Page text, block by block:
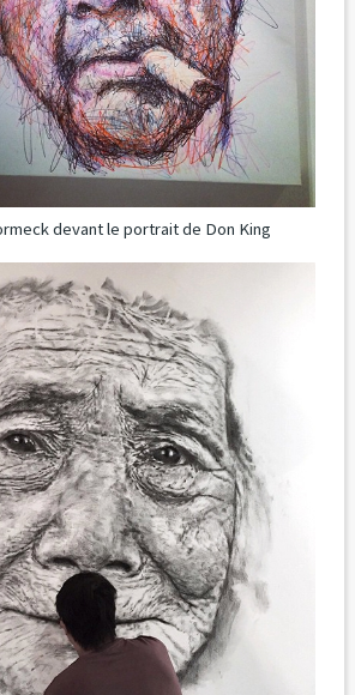
devant le portrait de Don King